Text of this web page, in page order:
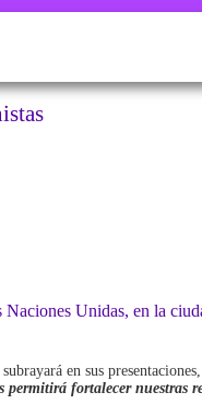
Unidas, en la
en sus
fortalecer nuestras